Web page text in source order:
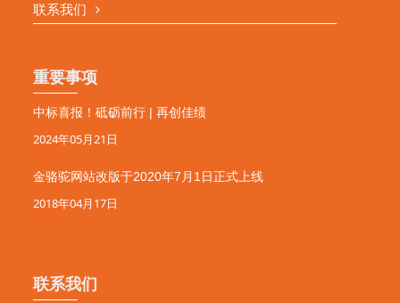
联系我们
重要事项
中标喜报！砥砺前行 | 再创佳绩
2024年05月21日
金骆驼网站改版于2020年7月1日正式上线
2018年04月17日
联系我们